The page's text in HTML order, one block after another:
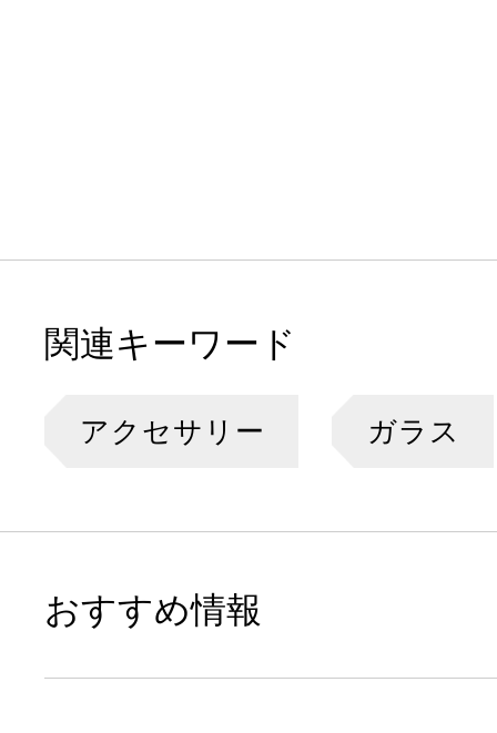
関連キーワード
アクセサリー ガラス
おすすめ情報